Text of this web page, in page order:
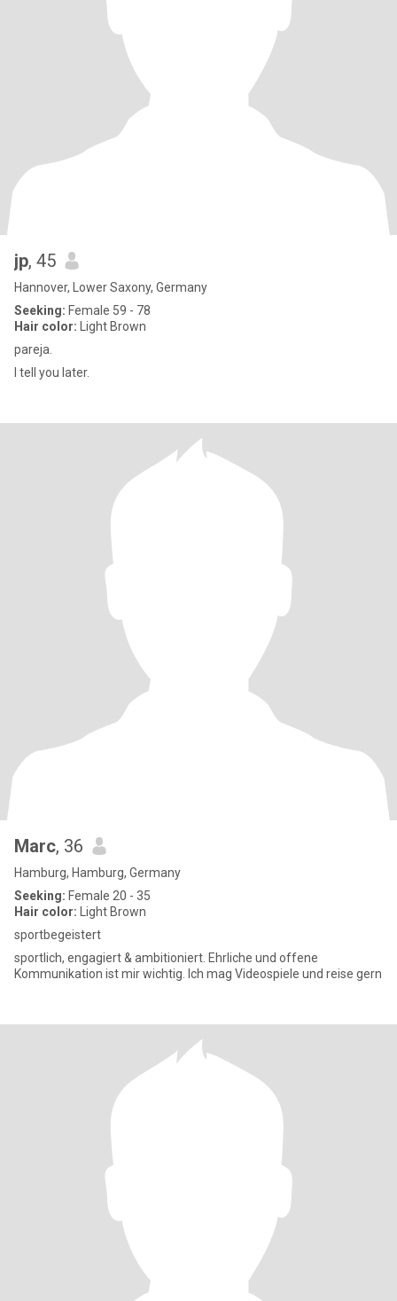
jp, 45
Hannover, Lower Saxony, Germany
Seeking: Female 59 - 78
Hair color: Light Brown
pareja.
I tell you later.
Marc, 36
Hamburg, Hamburg, Germany
Seeking: Female 20 - 35
Hair color: Light Brown
sportbegeistert
sportlich, engagiert & ambitioniert. Ehrliche und offene
Kommunikation ist mir wichtig. Ich mag Videospiele und reise gern